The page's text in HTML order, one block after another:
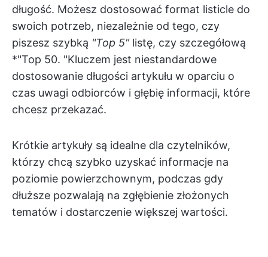
długość. Możesz dostosować format listicle do
swoich potrzeb, niezależnie od tego, czy
piszesz szybką "Top 5"listę, czy szczegółową
*"Top 50. "Kluczem jest niestandardowe
dostosowanie długości artykułu w oparciu o
czas uwagi odbiorców i głębię informacji, które
chcesz przekazać.
Krótkie artykuły są idealne dla czytelników,
którzy chcą szybko uzyskać informacje na
poziomie powierzchownym, podczas gdy
dłuższe pozwalają na zgłębienie złożonych
tematów i dostarczenie większej wartości.